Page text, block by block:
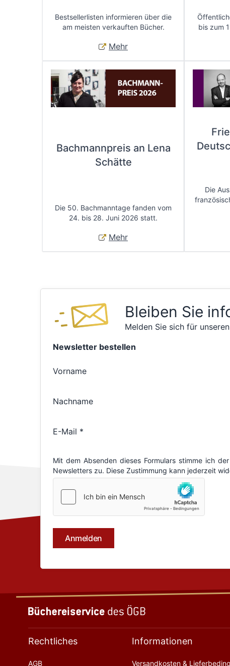
Bestsellerlisten informieren über die
am meisten verkauften Bücher.
Mehr
bis zum
Bachmannpreis an Lena
Schätte
Die 50. Bachmanntage fanden vom
24. bis 28. Juni 2026 statt.
Mehr
Die
Bleiben Sie
Melden Sie sich für
Rechtliches
AGB
Informationen
Versandkosten &